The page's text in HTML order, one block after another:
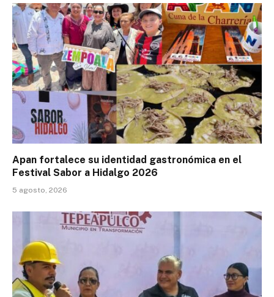
Apan fortalece su identidad gastronómica en el
Festival Sabor a Hidalgo 2026
5 agosto, 2026